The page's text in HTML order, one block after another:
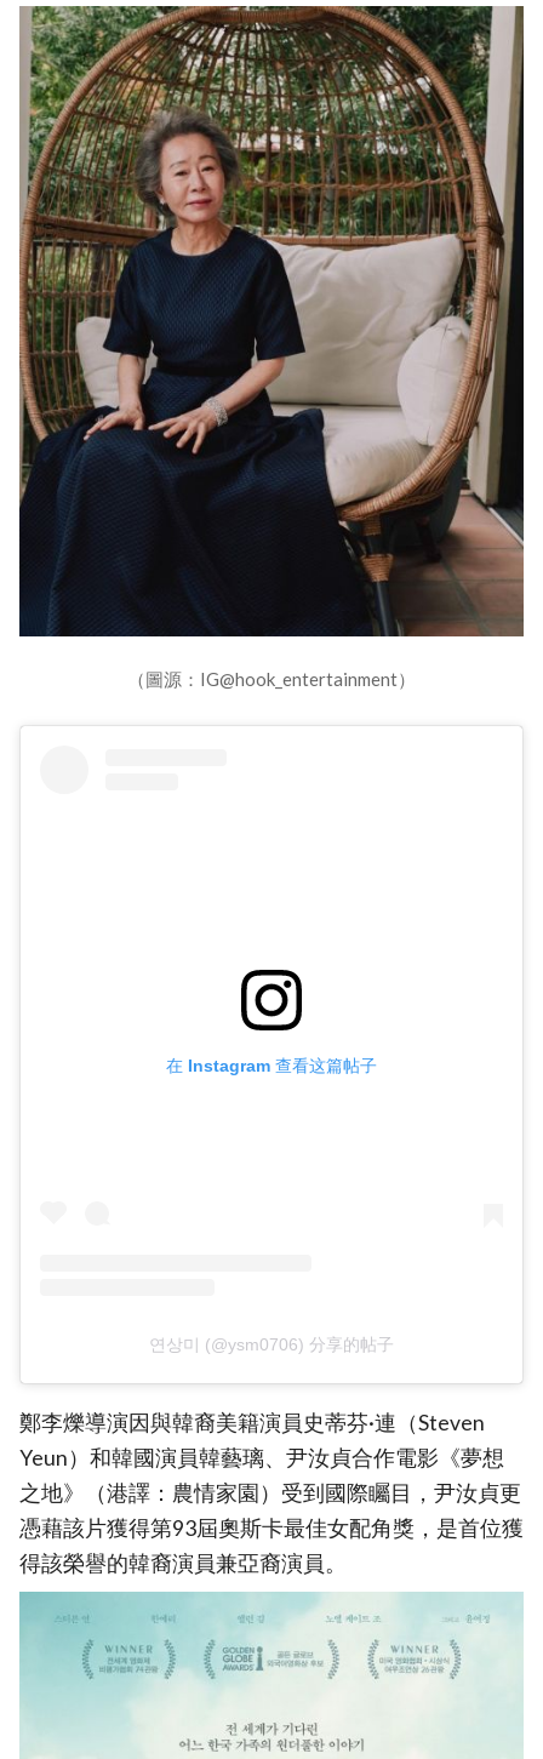
（圖源：IG@hook_entertainment）
在 Instagram 查看这篇帖子
연상미 (@ysm0706) 分享的帖子
鄭李爍導演因與韓裔美籍演員史蒂芬·連（Steven
Yeun）和韓國演員韓藝璃、尹汝貞合作電影《夢想
之地》（港譯：農情家園）受到國際矚目，尹汝貞更
憑藉該片獲得第93屆奧斯卡最佳女配角獎，是首位獲
得該榮譽的韓裔演員兼亞裔演員。